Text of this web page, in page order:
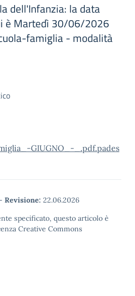
dell'Infanzia: la data
è Martedì 30/06/2026
famiglia - modalità
GIUGNO_-_.pdf.pades
- Revisione: 22.06.2026
specificato, questo articolo è
Creative Commons